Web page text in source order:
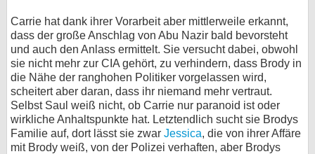
Carrie hat dank ihrer Vorarbeit aber mittlerweile erkannt,
dass der große Anschlag von Abu Nazir bald bevorsteht
und auch den Anlass ermittelt. Sie versucht dabei, obwohl
sie nicht mehr zur CIA gehört, zu verhindern, dass Brody in
die Nähe der ranghohen Politiker vorgelassen wird,
scheitert aber daran, dass ihr niemand mehr vertraut.
Selbst Saul weiß nicht, ob Carrie nur paranoid ist oder
wirkliche Anhaltspunkte hat. Letztendlich sucht sie Brodys
Familie auf, dort lässt sie zwar Jessica, die von ihrer Affäre
mit Brody weiß, von der Polizei verhaften, aber Brodys